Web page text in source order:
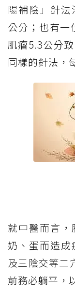
陽補陰」針
公分；也有一
肌瘤5.3公分
同樣的針法，
就中醫而言
奶、蛋而造
及三陰交等二
前務必躺平，